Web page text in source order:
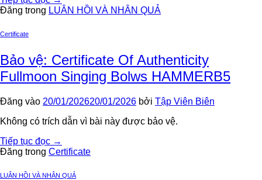
Đăng trong LUÂN HỒI VÀ NHÂN QUẢ
Certificate
Bảo vệ: Certificate Of Authenticity
Fullmoon Singing Bolws HAMMERB5
Đăng vào 20/01/202620/01/2026 bởi Tập Viên Biên
Không có trích dẫn vì bài này được bảo vệ.
Tiếp tục đọc →
Đăng trong Certificate
LUÂN HỒI VÀ NHÂN QUẢ